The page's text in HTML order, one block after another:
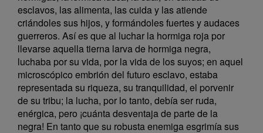
esclavos, las alimenta, las cuida y las atiende
criándoles sus hijos, y formándoles fuertes y audaces
guerreros. Así es que al luchar la hormiga roja por
llevarse aquella tierna larva de hormiga negra,
luchaba por su vida, por la vida de los suyos; en aquel
microscópico embrión del futuro esclavo, estaba
representada su riqueza, su tranquilidad, el porvenir
de su tribu; la lucha, por lo tanto, debía ser ruda,
enérgica, pero ¡cuánta desventaja de parte de la
negra! En tanto que su robusta enemiga esgrimía sus